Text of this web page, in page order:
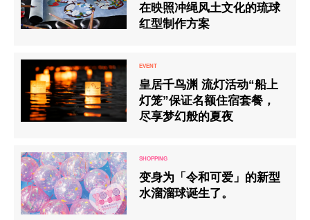
在映照冲绳风土文化的琉球
红型制作方案
皇居千鸟渊 流灯活动“船上
灯笼”保证名额住宿套餐，
尽享梦幻般的夏夜
变身为「令和可爱」的新型
水溜溜球诞生了。